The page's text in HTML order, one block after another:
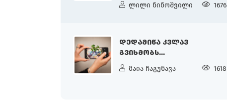
ლილი ნინოშვილი 1676
ᲓᲔᲓᲐᲛᲘᲬᲐ ᲙᲕᲚᲐᲕ
ᲒᲕᲘᲮᲛᲝᲑᲡ...
მაია ჩაგუნავა 1618